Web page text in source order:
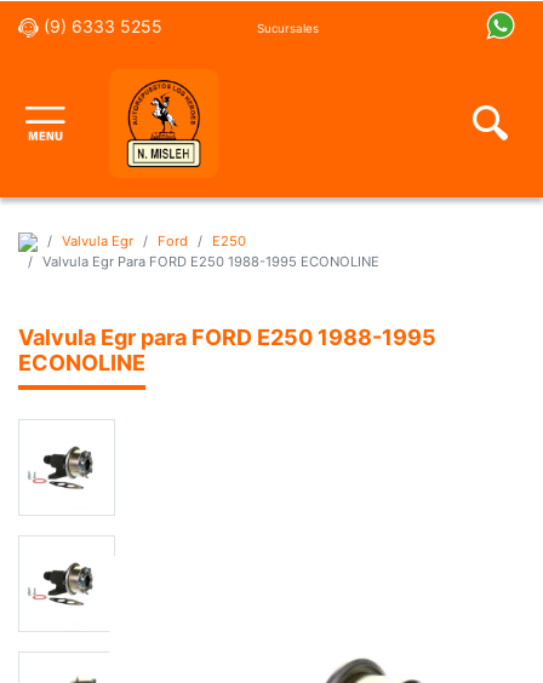
(9) 6333 5255 Sucursales
Valvula Egr Ford
E250
Valvula Egr Para FORD E250 1988-1995 ECONOLINE
Valvula Egr para FORD E250 1988-1995
ECONOLINE